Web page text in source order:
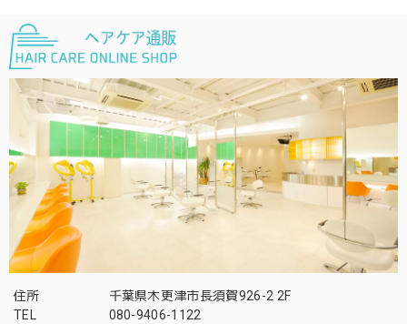
住所
千葉県木更津市長須賀926-2 2F
TEL
080-9406-1122